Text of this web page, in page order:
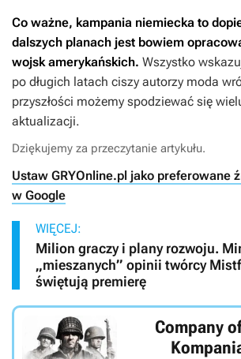
Co ważne, kampania niemiecka to
dalszych planach jest bowiem
wojsk amerykańskich. Wszystko
po długich latach ciszy autorzy moda
przyszłości możemy spodziewać się
aktualizacji.
Dziękujemy za przeczytanie artykułu.
Ustaw GRYOnline.pl jako preferowane
w Google
WIĘCEJ:
Milion graczy i plany rozwoju.
„mieszanych” opinii twórcy
świętują premierę
Company